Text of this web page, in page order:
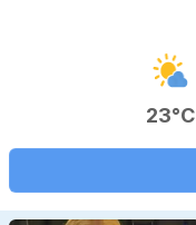
23°C